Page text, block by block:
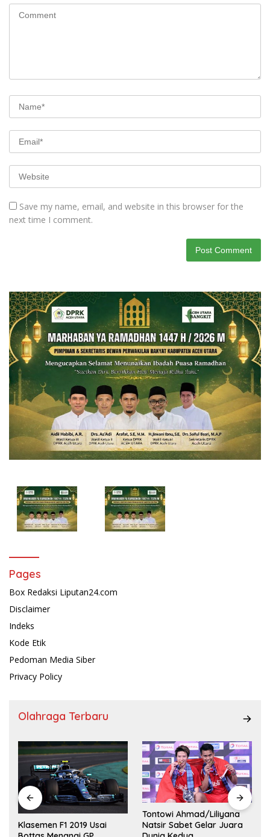
Save my name, email, and website in this browser for the
next time I comment.
Pages
Box Redaksi Liputan24.com
Disclaimer
Indeks
Kode Etik
Pedoman Media Siber
Privacy Policy
Olahraga Terbaru
Klasemen F1 2019 Usai
Tontowi Ahmad/Liliyana
Natsir Sabet Gelar Juara